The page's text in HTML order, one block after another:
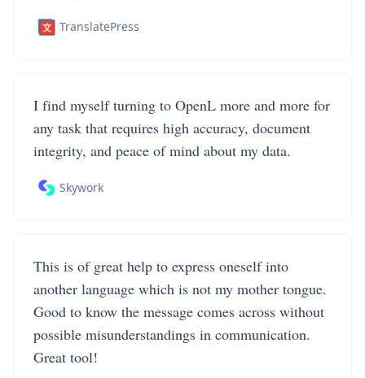
TranslatePress
I find myself turning to OpenL more and more for
any task that requires high accuracy, document
integrity, and peace of mind about my data.
Skywork
This is of great help to express oneself into
another language which is not my mother tongue.
Good to know the message comes across without
possible misunderstandings in communication.
Great tool!